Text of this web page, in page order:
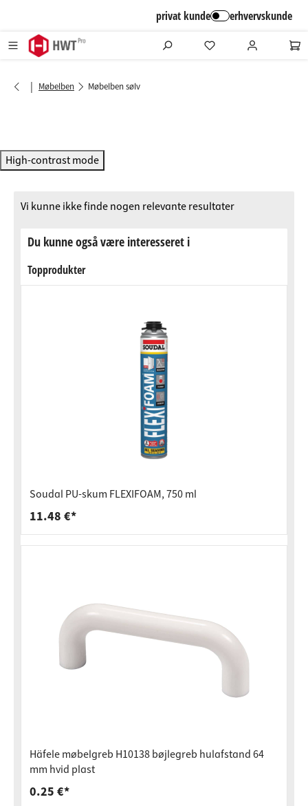
privat kunde erhvervskunde
| Møbelben Møbelben sølv
High-contrast mode
Vi kunne ikke finde nogen relevante resultater
Du kunne også være interesseret i
Topprodukter
Soudal PU-skum FLEXIFOAM, 750 ml
11.48 €*
Häfele møbelgreb H10138 bøjlegreb hulafstand 64
mm hvid plast
0.25 €*